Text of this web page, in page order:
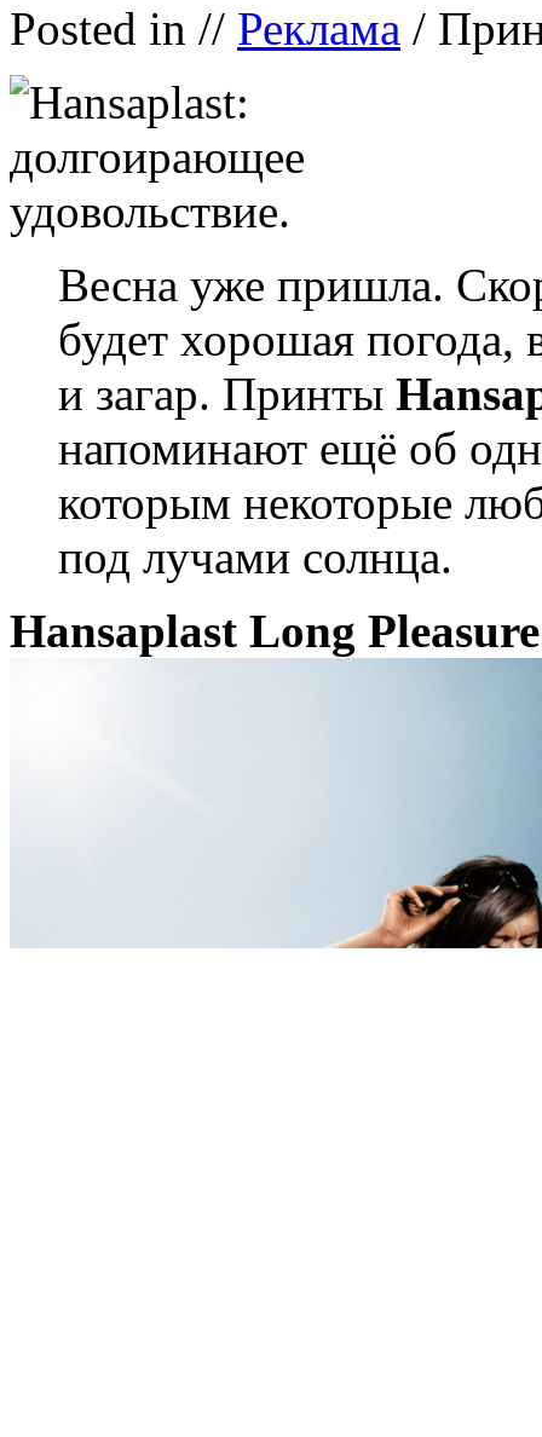
Posted in // Реклама /
Весна уже пришла.
будет хорошая
и загар. Принты
напоминают ещё об
которым некоторые
под лучами солнца.
Hansaplast Long